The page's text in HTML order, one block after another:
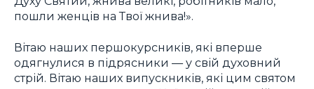
пошли женців на Твої жнива!».
Вітаю наших першокурсників, які вперше
одягнулися в підрясники — у свій духовний
стрій. Вітаю наших випускників, які цим святом